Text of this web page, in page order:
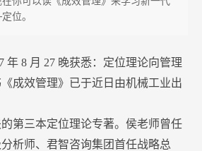
位。
年 8 月 27 晚获悉：定位理论向管理
成效管理》已于近日由机械工业出
第三本定位理论专著。侯老师曾任
析师、君智咨询集团首任战略总